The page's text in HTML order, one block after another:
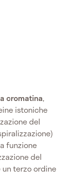
cromatina,
istoniche
del
funzione
del
un terzo ordine